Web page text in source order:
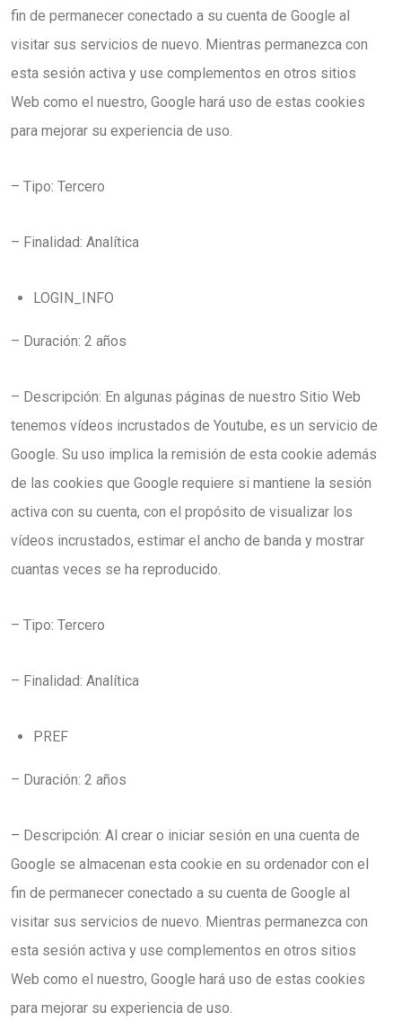
fin de permanecer conectado a su cuenta de Google al
visitar sus servicios de nuevo. Mientras permanezca con
esta sesión activa y use complementos en otros sitios
Web como el nuestro, Google hará uso de estas cookies
para mejorar su experiencia de uso.
– Tipo: Tercero
– Finalidad: Analítica
LOGIN_INFO
– Duración: 2 años
– Descripción: En algunas páginas de nuestro Sitio Web
tenemos vídeos incrustados de Youtube, es un servicio de
Google. Su uso implica la remisión de esta cookie además
de las cookies que Google requiere si mantiene la sesión
activa con su cuenta, con el propósito de visualizar los
vídeos incrustados, estimar el ancho de banda y mostrar
cuantas veces se ha reproducido.
– Tipo: Tercero
– Finalidad: Analítica
PREF
– Duración: 2 años
– Descripción: Al crear o iniciar sesión en una cuenta de
Google se almacenan esta cookie en su ordenador con el
fin de permanecer conectado a su cuenta de Google al
visitar sus servicios de nuevo. Mientras permanezca con
esta sesión activa y use complementos en otros sitios
Web como el nuestro, Google hará uso de estas cookies
para mejorar su experiencia de uso.